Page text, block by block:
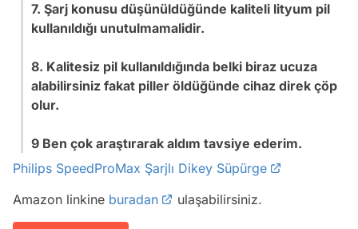
7. Şarj konusu düşünüldüğünde kaliteli lityum pil
kullanıldığı unutulmamalidir.
8. Kalitesiz pil kullanıldığında belki biraz ucuza
alabilirsiniz fakat piller öldüğünde cihaz direk çöp
olur.
9 Ben çok araştırarak aldım tavsiye ederim.
Philips SpeedProMax Şarjlı Dikey Süpürge
Amazon linkine buradan ulaşabilirsiniz.